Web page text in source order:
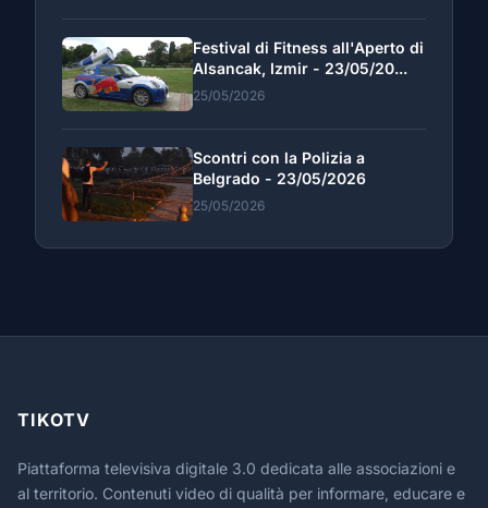
Festival di Fitness all'Aperto di
Alsancak, Izmir - 23/05/20...
25/05/2026
Scontri con la Polizia a
Belgrado - 23/05/2026
25/05/2026
TIKOTV
Piattaforma televisiva digitale 3.0 dedicata alle associazioni e
al territorio. Contenuti video di qualità per informare, educare e